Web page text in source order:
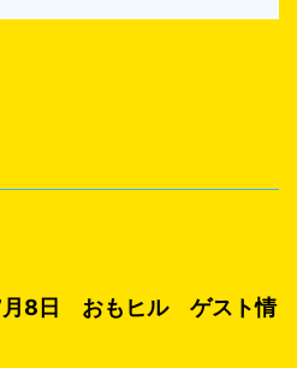
月8日 おもヒル ゲスト情